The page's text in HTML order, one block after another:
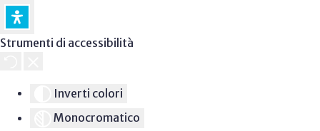
Strumenti di accessibilità
Inverti colori
Monocromatico